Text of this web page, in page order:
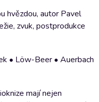
hvězdou, autor Pavel
zvuk, postprodukce
• Löw-Beer • Auerbach
mají nejen